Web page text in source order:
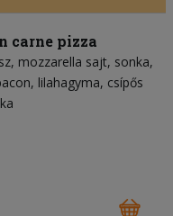
carne pizza
mozzarella sajt sonka
lilahagyma csípős